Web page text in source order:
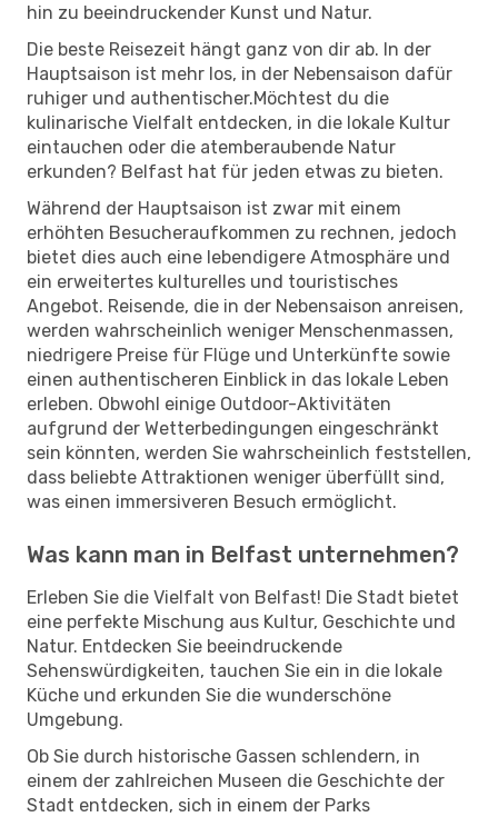
hin zu beeindruckender Kunst und Natur.
Die beste Reisezeit hängt ganz von dir ab. In der
Hauptsaison ist mehr los, in der Nebensaison dafür
ruhiger und authentischer.Möchtest du die
kulinarische Vielfalt entdecken, in die lokale Kultur
eintauchen oder die atemberaubende Natur
erkunden? Belfast hat für jeden etwas zu bieten.
Während der Hauptsaison ist zwar mit einem
erhöhten Besucheraufkommen zu rechnen, jedoch
bietet dies auch eine lebendigere Atmosphäre und
ein erweitertes kulturelles und touristisches
Angebot. Reisende, die in der Nebensaison anreisen,
werden wahrscheinlich weniger Menschenmassen,
niedrigere Preise für Flüge und Unterkünfte sowie
einen authentischeren Einblick in das lokale Leben
erleben. Obwohl einige Outdoor-Aktivitäten
aufgrund der Wetterbedingungen eingeschränkt
sein könnten, werden Sie wahrscheinlich feststellen,
dass beliebte Attraktionen weniger überfüllt sind,
was einen immersiveren Besuch ermöglicht.
Was kann man in Belfast unternehmen?
Erleben Sie die Vielfalt von Belfast! Die Stadt bietet
eine perfekte Mischung aus Kultur, Geschichte und
Natur. Entdecken Sie beeindruckende
Sehenswürdigkeiten, tauchen Sie ein in die lokale
Küche und erkunden Sie die wunderschöne
Umgebung.
Ob Sie durch historische Gassen schlendern, in
einem der zahlreichen Museen die Geschichte der
Stadt entdecken, sich in einem der Parks